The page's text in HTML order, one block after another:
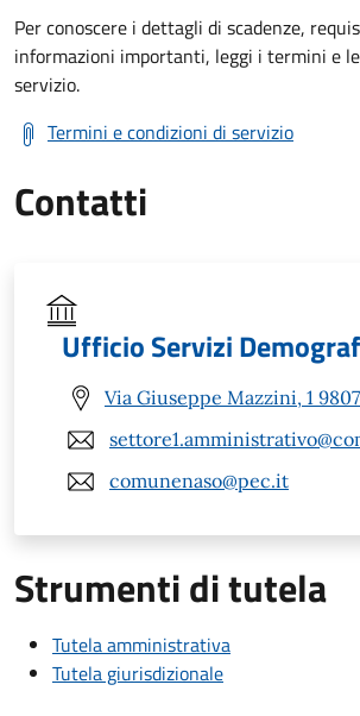
Per conoscere i dettagli di scadenze,
informazioni importanti, leggi i termini e
servizio.
Termini e condizioni di servizio
Contatti
Ufficio Servizi
Via Giuseppe Mazzini, 1
comunenaso@pec.it
Strumenti di tutela
Tutela amministrativa
Tutela giurisdizionale